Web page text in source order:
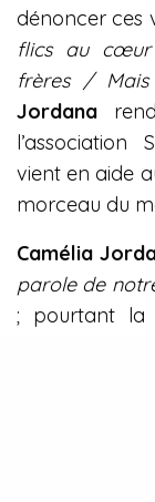
dénoncer ces
flics au cœur
frères / Mais
Jordana
l’association
vient en aide
morceau du
Camélia
parole de
; pourtant la